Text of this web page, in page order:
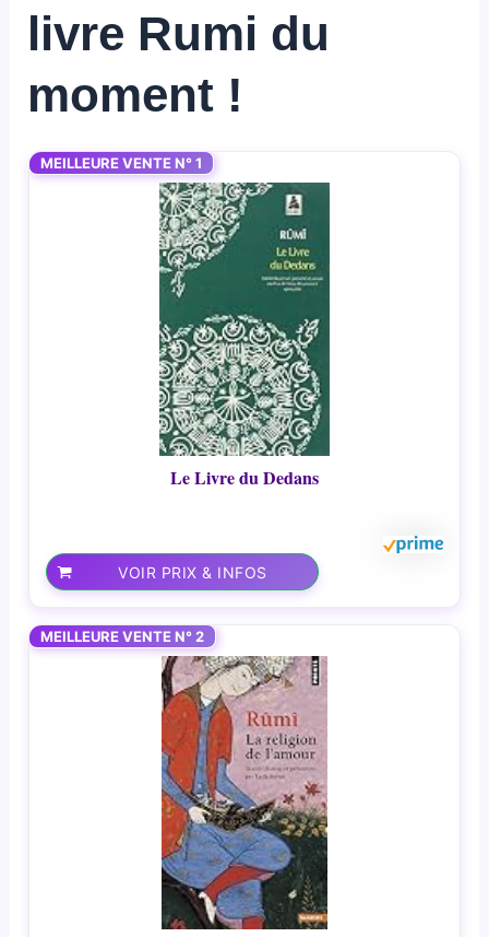
livre Rumi du
moment !
MEILLEURE VENTE N° 1
Le Livre du Dedans
VOIR PRIX & INFOS
MEILLEURE VENTE N° 2